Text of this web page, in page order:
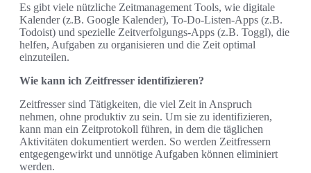
Es gibt viele nützliche Zeitmanagement Tools, wie digitale
Kalender (z.B. Google Kalender), To-Do-Listen-Apps (z.B.
Todoist) und spezielle Zeitverfolgungs-Apps (z.B. Toggl), die
helfen, Aufgaben zu organisieren und die Zeit optimal
einzuteilen.
Wie kann ich Zeitfresser identifizieren?
Zeitfresser sind Tätigkeiten, die viel Zeit in Anspruch
nehmen, ohne produktiv zu sein. Um sie zu identifizieren,
kann man ein Zeitprotokoll führen, in dem die täglichen
Aktivitäten dokumentiert werden. So werden Zeitfressern
entgegengewirkt und unnötige Aufgaben können eliminiert
werden.